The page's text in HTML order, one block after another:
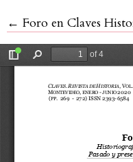
← Volver a los detalles
Foro en Claves Historiografía y crisis epidemiológicas